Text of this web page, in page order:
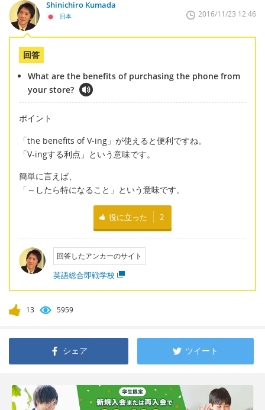
Shinichiro Kumada
日本 2016/11/23 12:46
回答
What are the benefits of purchasing the phone from
your store?
ポイント
「the benefits of V-ing」が使えると便利ですね。
「V-ingする利点」という意味です。
簡単に言えば、
「～したら特になること」という意味です。
役に立った 2
回答したアンカーのサイト
英語総合即戦学校
13 5959
シェア ツイート